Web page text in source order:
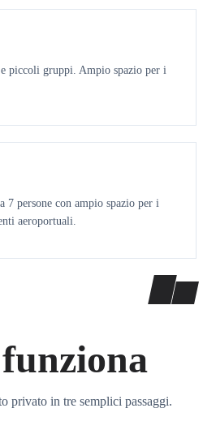
piccoli gruppi. Ampio spazio per i
persone con ampio spazio per i
aeroportuali.
privato in tre semplici passaggi.